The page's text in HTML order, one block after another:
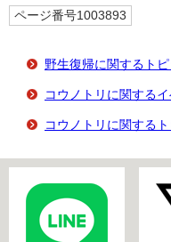
ページ番号1003893
野生復帰に関するトピ
コウノトリに関するイ
コウノトリに関する